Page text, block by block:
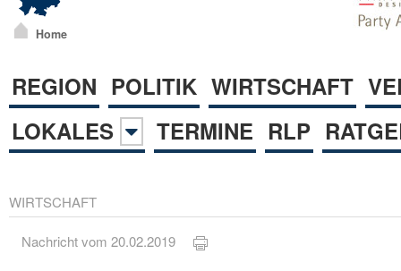
Home
REGION POLITIK WIRTSCHAFT
LOKALES
TERMINE RLP
WIRTSCHAFT
Nachricht vom 20.02.2019